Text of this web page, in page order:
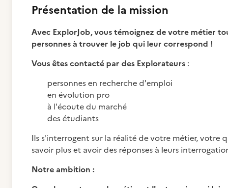
Présentation de la mission
Avec ExplorJob, vous témoignez de votre métier
personnes à trouver le job qui leur correspond !
Vous êtes contacté par des Explorateurs :
personnes en recherche d'emploi
en évolution pro
à l'écoute du marché
des étudiants
Ils s'interrogent sur la réalité de votre métier, votre
savoir plus et avoir des réponses à leurs
Notre ambition :